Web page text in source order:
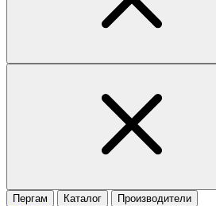
Пергам Каталог Производители